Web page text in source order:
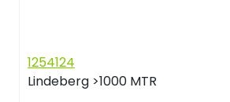
1254124
Lindeberg >1000 MTR